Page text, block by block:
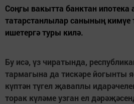
Соңгы вакытта банктан ипотека
татарстанлылар санының
ишетергә туры килә.
Бу исә, үз чиратында,
тармагына да тискәре йогынты
күптән түгел җаваплы
торак күләме узган ел